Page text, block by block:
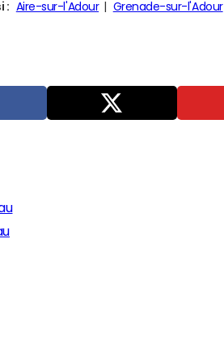
: Aire-sur-l'Adour Grenade-sur-l'Adour